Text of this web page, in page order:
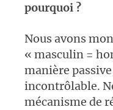
pourquoi ?
Nous avons
« masculin =
manière
incontrôlable.
mécanisme de